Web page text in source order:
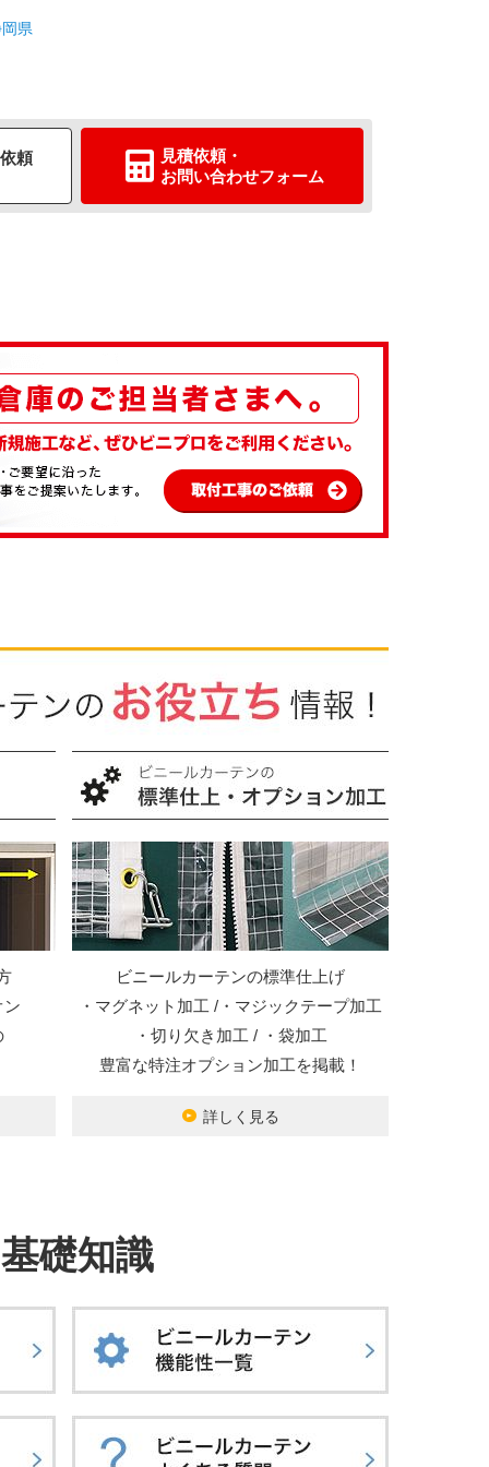
県
頼 見積依頼・
お問い合わせフォーム
ン
ビニールカーテンの標準仕上げ
・マグネット加工 /・マジックテープ加工
・切り欠き加工 / ・袋加工
豊富な特注オプション加工を掲載！
詳しく見る
基礎知識